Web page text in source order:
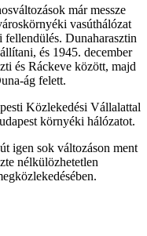
már messze
vasúthálózat
fellendülés. Dunaharasztin
és 1945. december
és Ráckeve között, majd
ág felett.
Közlekedési Vállalattal
környéki hálózatot.
igen sok változáson ment
nélkülözhetetlen